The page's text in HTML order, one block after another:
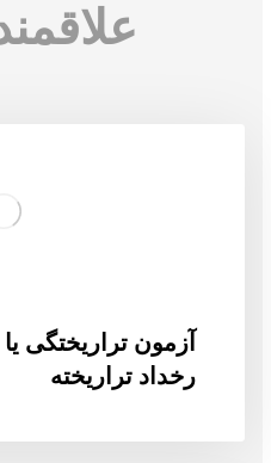
رخداد تراریخته